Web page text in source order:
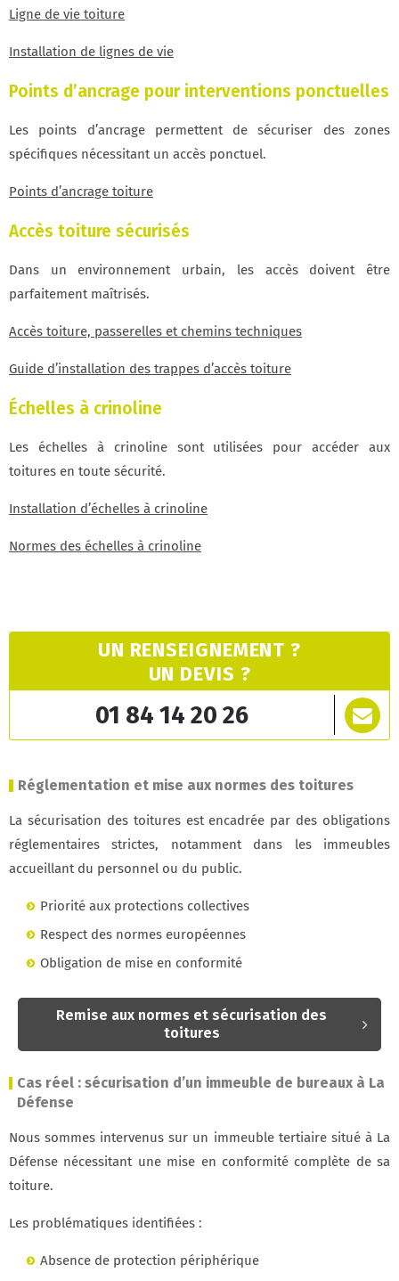
Ligne de vie toiture
Installation de lignes de vie
Points d’ancrage pour interventions ponctuelles
Les points d’ancrage permettent de sécuriser des zones
spécifiques nécessitant un accès ponctuel.
Points d’ancrage toiture
Accès toiture sécurisés
Dans un environnement urbain, les accès doivent être
parfaitement maîtrisés.
Accès toiture, passerelles et chemins techniques
Guide d’installation des trappes d’accès toiture
Échelles à crinoline
Les échelles à crinoline sont utilisées pour accéder aux
toitures en toute sécurité.
Installation d’échelles à crinoline
Normes des échelles à crinoline
UN RENSEIGNEMENT ?
UN DEVIS ?
01 84 14 20 26
Réglementation et mise aux normes des toitures
La sécurisation des toitures est encadrée par des obligations
réglementaires strictes, notamment dans les immeubles
accueillant du personnel ou du public.
Priorité aux protections collectives
Respect des normes européennes
Obligation de mise en conformité
Remise aux normes et sécurisation des
toitures
Cas réel : sécurisation d’un immeuble de bureaux à La
Défense
Nous sommes intervenus sur un immeuble tertiaire situé à La
Défense nécessitant une mise en conformité complète de sa
toiture.
Les problématiques identifiées :
Absence de protection périphérique